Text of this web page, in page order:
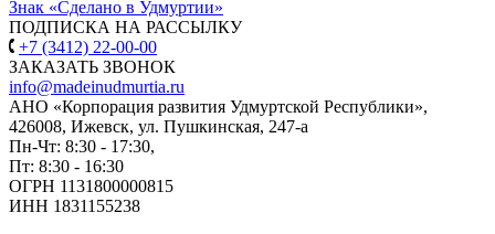
Знак «Сделано в Удмуртии»
ПОДПИСКА НА РАССЫЛКУ
+7 (3412) 22-00-00
ЗАКАЗАТЬ ЗВОНОК
info@madeinudmurtia.ru
АНО «Корпорация развития Удмуртской Республики»,
426008, Ижевск, ул. Пушкинская, 247-а
Пн-Чт: 8:30 - 17:30,
Пт: 8:30 - 16:30
ОГРН 1131800000815
ИНН 1831155238